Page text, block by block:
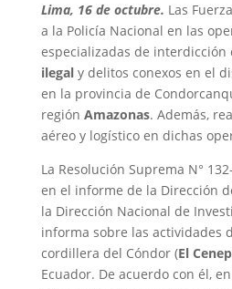
Lima, 16 de octubre. Las
a la Policía Nacional en las
especializadas de interdicción
ilegaly delitos conexos en el
en la provincia de
región Amazonas. Además,
aéreo y logístico en dichas
La Resolución Suprema N°
en el informe de la Dirección
la Dirección Nacional de
informa sobre las actividades
cordillera del Cóndor (El
Ecuador. De acuerdo con él,